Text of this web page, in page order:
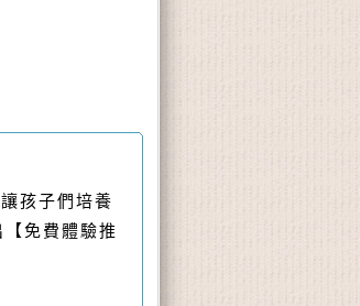
孩子們培養
免費體驗推